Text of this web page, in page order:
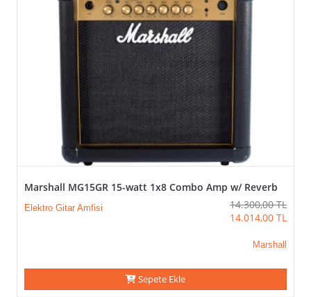
Marshall MG15GR 15-watt 1x8 Combo Amp w/ Reverb
Elektro Gitar Amfisi 14.300,00 TL
14.014,00 TL
Marshall
Sepete Ekle